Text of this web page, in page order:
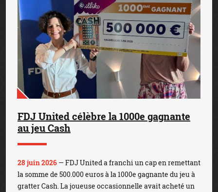
FDJ United célèbre la 1000e gagnante
au jeu Cash
28 juin 2026 — FDJ United a franchi un cap en remettant
la somme de 500.000 euros à la 1000e gagnante du jeu à
gratter Cash. La joueuse occasionnelle avait acheté un